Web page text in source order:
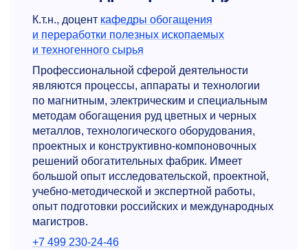
К.т.н., доцент кафедры обогащения
и переработки полезных ископаемых
и техногенного сырья
Профессиональной сферой деятельности
являются процессы, аппараты и технологии
по магнитным, электрическим и специальным
методам обогащения руд цветных и черных
металлов, технологического оборудования,
проектных и конструктивно-компоновочных
решений обогатительных фабрик. Имеет
большой опыт исследовательской, проектной,
учебно-методической и экспертной работы,
опыт подготовки российских и международных
магистров.
+7 499 230-24-46